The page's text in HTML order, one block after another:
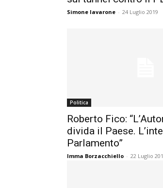
Simone Iavarone - 24 Luglio 2019
Politica
Roberto Fico:
divida il Paese.
Parlamento”
Imma Borzacchiello - 22 Luglio